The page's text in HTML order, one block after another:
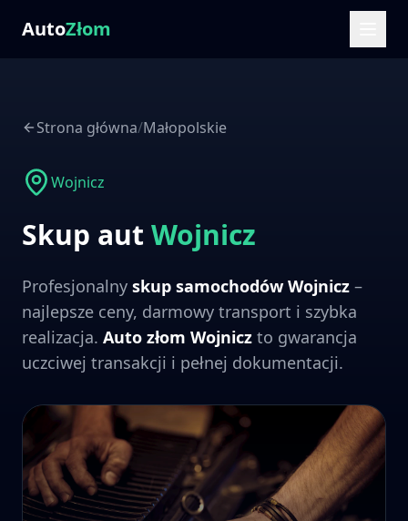
AutoZłom
Strona główna/Małopolskie
Wojnicz
Skup aut Wojnicz
Profesjonalny skup samochodówWojnicz –
najlepsze ceny, darmowy transport i szybka
realizacja. Auto złom Wojnicz to gwarancja
uczciwej transakcji i pełnej dokumentacji.